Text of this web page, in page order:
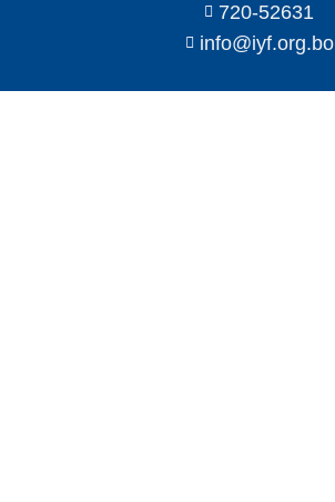
720-52631
info@iyf.org.bo